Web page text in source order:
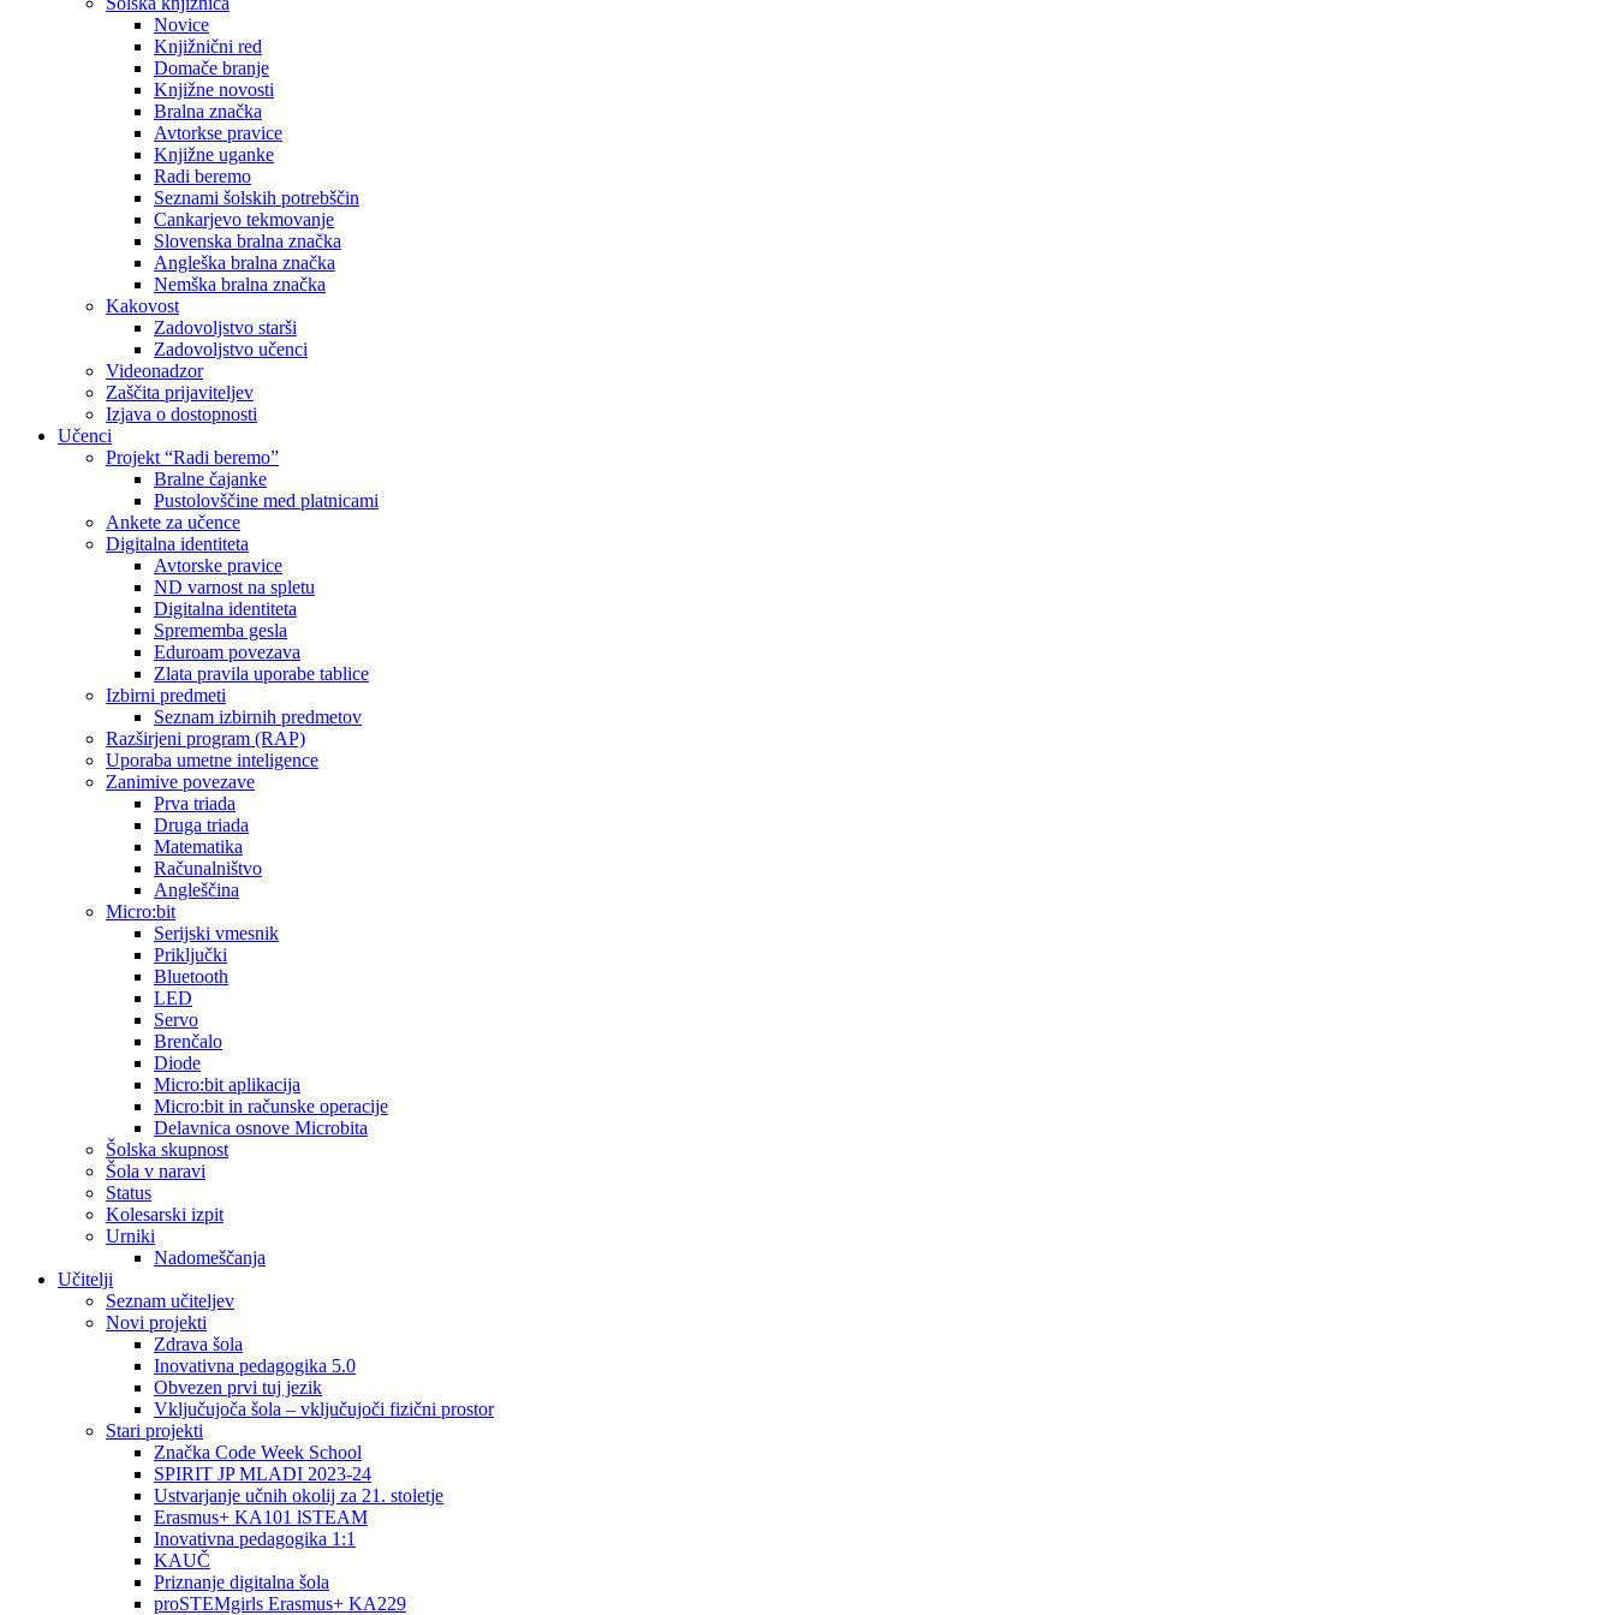
Novice
Knjižnični red
Domače branje
Knjižne novosti
Bralna značka
Avtorkse pravice
Knjižne uganke
Radi beremo
Seznami šolskih potrebščin
Cankarjevo tekmovanje
Slovenska bralna značka
Angleška bralna značka
Nemška bralna značka
Kakovost
Zadovoljstvo starši
Zadovoljstvo učenci
Videonadzor
Zaščita prijaviteljev
Izjava o dostopnosti
Učenci
Projekt “Radi beremo”
Bralne čajanke
Pustolovščine med platnicami
Ankete za učence
Digitalna identiteta
Avtorske pravice
ND varnost na spletu
Digitalna identiteta
Sprememba gesla
Eduroam povezava
Zlata pravila uporabe tablice
Izbirni predmeti
Seznam izbirnih predmetov
Razširjeni program (RAP)
Uporaba umetne inteligence
Zanimive povezave
Prva triada
Druga triada
Matematika
Računalništvo
Angleščina
Micro:bit
Serijski vmesnik
Priključki
Bluetooth
LED
Servo
Brenčalo
Diode
Micro:bit aplikacija
Micro:bit in računske operacije
Delavnica osnove Microbita
Šolska skupnost
Šola v naravi
Status
Kolesarski izpit
Urniki
Nadomeščanja
Učitelji
Seznam učiteljev
Novi projekti
Zdrava šola
Inovativna pedagogika 5.0
Obvezen prvi tuj jezik
Vključujoča šola – vključujoči fizični prostor
Stari projekti
Značka Code Week School
SPIRIT JP MLADI 2023-24
Ustvarjanje učnih okolij za 21. stoletje
Erasmus+ KA101 lSTEAM
Inovativna pedagogika 1:1
KAUČ
Priznanje digitalna šola
proSTEMgirls Erasmus+ KA229